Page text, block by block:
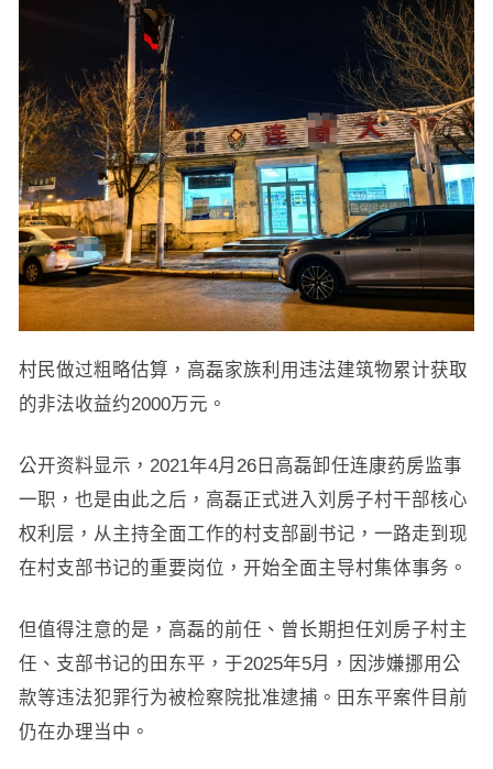
村民做过粗略估算，高磊家族利用违法建筑物累计获取
的非法收益约2000万元。
公开资料显示，2021年4月26日高磊卸任连康药房监事
一职，也是由此之后，高磊正式进入刘房子村干部核心
权利层，从主持全面工作的村支部副书记，一路走到现
在村支部书记的重要岗位，开始全面主导村集体事务。
但值得注意的是，高磊的前任、曾长期担任刘房子村主
任、支部书记的田东平，于2025年5月，因涉嫌挪用公
款等违法犯罪行为被检察院批准逮捕。田东平案件目前
仍在办理当中。